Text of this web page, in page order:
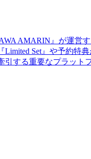
AMARIN』が運営
Set』や予約特
する重要なプラット